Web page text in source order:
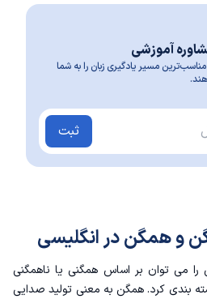
آموزشی
مسیر یادگیری زبان را به شما
ثبت
و همگن در انگلیسی
را می توان بر اساس همگنی یا ناهمگنی
بندی کرد. همگن به معنی تولید صدایی